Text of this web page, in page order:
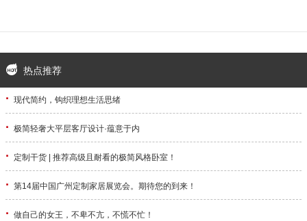
热点推荐
· 现代简约，钩织理想生活思绪
· 极简轻奢大平层客厅设计·蕴意于内
· 定制干货 | 推荐高级且耐看的极简风格卧室！
· 第14届中国广州定制家居展览会。期待您的到来！
· 做自己的女王，不卑不亢，不慌不忙！